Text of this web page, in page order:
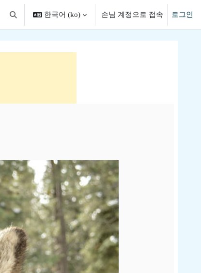
검색 입력 전환
한국어 ‎(ko)‎ 손님 계정으로 접속 로그인